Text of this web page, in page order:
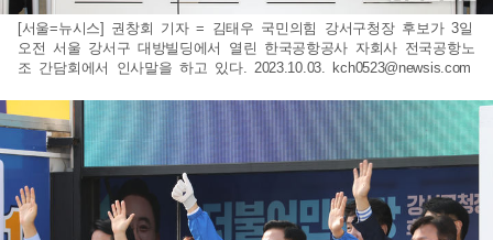
[서울=뉴시스] 권창회 기자 = 김태우 국민의힘 강서구청장 후보가 3일
오전 서울 강서구 대방빌딩에서 열린 한국공항공사 자회사 전국공항노
조 간담회에서 인사말을 하고 있다. 2023.10.03. kch0523@newsis.com